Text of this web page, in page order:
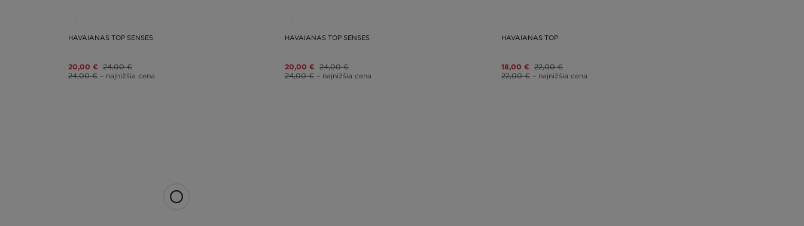
HAVAIANAS TOP SENSES
20,00 € 24,00 €
24,00 € – najnižšia cena
HAVAIANAS TOP SENSES
20,00 € 24,00 €
24,00 € – najnižšia cena
HAVAIANAS TOP
18,00 € 22,00 €
22,00 € – najnižšia cena